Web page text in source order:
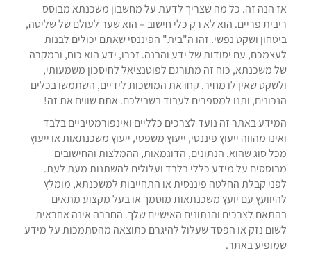
אז הנה זה. כל מה שצריך לדעת על מחשבון משכנתא מבוסס
ריבית פריים. הוא לא רק כלי חישוב – הוא שער לעולם של שליטה,
ביטחון ושקט נפשי. זהו ה"בית" הפיננסי שאתם יכולים לבנות
לעצמכם, עם יסודות של ידע והבנה. זכרו, ידע הוא כוח, ובמקרה
של משכנתא, כוח זה מתורגם לפוטנציאל לחיסכון משמעותי,
ולשקט שאין לו מחיר. קחו את המושכות לידיים, השתמשו בכלים
הנכונים, ותנו למספרים לעבוד בשבילכם. אתם שווים את זה!
המידע באתר זה נועד לצרכים כלליים ואינפורמטיביים בלבד
ואינו מהווה ייעוץ פיננסי, ייעוץ משפטי, ייעוץ משכנתאות או ייעוץ
מכל סוג שהוא. הנתונים, הדוגמאות, ההמלצות והחישובים
מבוססים על מידע כללי בלבד ועלולים להשתנות מעת לעת.
לפני קבלת החלטה פיננסית או התחייבות למשכנתא, מומלץ
להיוועץ עם יועץ משכנתאות מוסמך או בעל מקצוע מתאים
בהתאם לצרכים והנתונים האישיים שלך. החברה אינה אחראית
לשום נזק או הפסד שעלול להיגרם כתוצאה מהסתמכות על מידע
שמופיע באתר.